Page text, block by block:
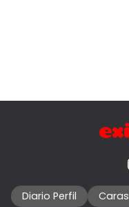
Diario Perfil Caras